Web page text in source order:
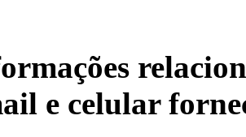
e celular